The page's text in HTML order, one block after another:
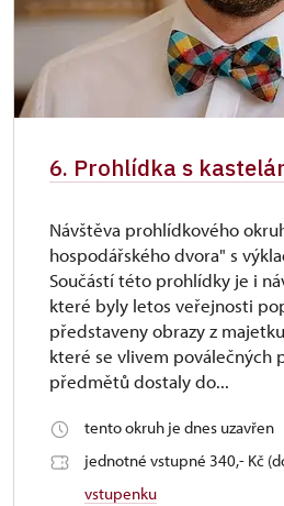
6. Prohlídka s
Návštěva prohlídkového
hospodářského dvora" s
Součástí této prohlídky je i
které byly letos veřejnosti
představeny obrazy z
které se vlivem poválečných
předmětů dostaly do...
tento okruh je dnes uzavřen
jednotné vstupné 340,- Kč
vstupenku